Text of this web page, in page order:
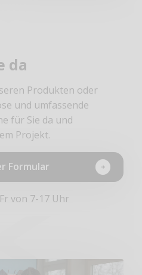
da
Produkten oder
und umfassende
für Sie da und
Projekt.
Formular
von 7-17 Uhr